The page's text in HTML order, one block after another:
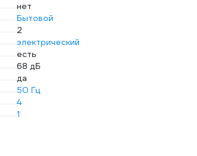
нет
Бытовой
2
электрический
есть
68 дБ
да
50 Гц
4
1